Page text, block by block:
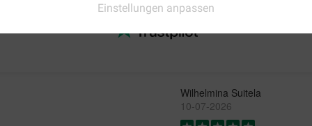
Einstellungen anpassen
Wilhelmina Suitela
10-07-2026